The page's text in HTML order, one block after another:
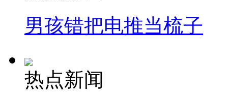
无痛分娩是否安全 医生回应
外交部：反对强权政治霸凌主义
男孩错把电推当梳子
热点新闻